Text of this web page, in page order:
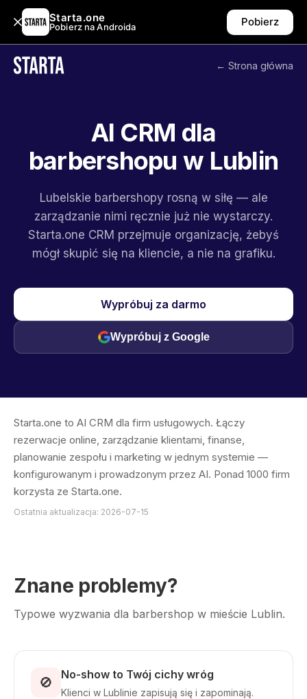
Starta.one
Pobierz na Androida Pobierz
← Strona główna
AI CRM dla
barbershopu w Lublin
Lubelskie barbershopy rosną w siłę — ale
zarządzanie nimi ręcznie już nie wystarczy.
Starta.one CRM przejmuje organizację, żebyś
mógł skupić się na kliencie, a nie na grafiku.
Wypróbuj za darmo
Wypróbuj z Google
Starta.one to AI CRM dla firm usługowych. Łączy
rezerwacje online, zarządzanie klientami, finanse,
planowanie zespołu i marketing w jednym systemie —
konfigurowanym i prowadzonym przez AI. Ponad 1000 firm
korzysta ze Starta.one.
Ostatnia aktualizacja: 2026-07-15
Znane problemy?
Typowe wyzwania dla barbershop w mieście Lublin.
🚫 No-show to Twój cichy wróg
Klienci w Lublinie zapisują się i zapominają.